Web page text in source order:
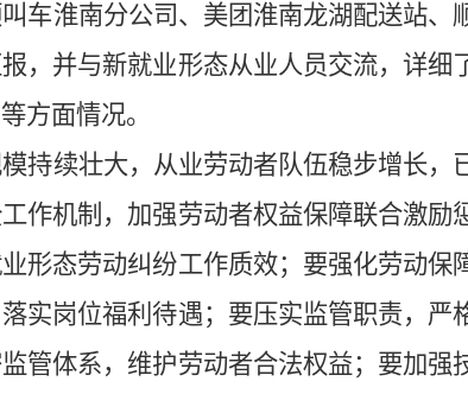
车淮南分公司、美团淮南龙湖配送站、
，并与新就业形态从业人员交流，详细
方面情况。
持续壮大，从业劳动者队伍稳步增长，
作机制，加强劳动者权益保障联合激励
形态劳动纠纷工作质效；要强化劳动保
实岗位福利待遇；要压实监管职责，严
管体系，维护劳动者合法权益；要加强